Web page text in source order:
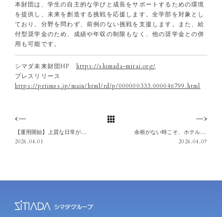
本財団は、学生の自主的な学びと成長をサポートするための環境
を提供し、未来を創造する挑戦を応援します。全学部を対象とし
ており、分野を問わず、前例のない挑戦を支援します。また、給
付型奨学金のため、成績や年収の制限もなく、他の奨学金との併
用も可能です。
シマダ未来財団HP https://shimada-mirai.org/
プレスリリース
https://prtimes.jp/main/html/rd/p/000000333.000046799.html
【運用開始】上質な日常が交差する街で資産を育む 不動産小口化商品『ジャストフィット六本木（ホテルレジデンス）』
2026.04.01
余裕がない時こそ、ホテルのアフタヌーンティーを。
2026.04.07